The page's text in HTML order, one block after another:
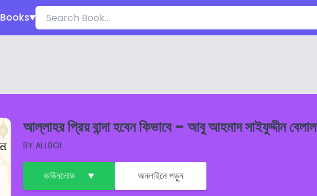
Books
আল্লাহর প্রিয় বান্দা হবেন কিভাবে – আবু আহমাদ সাইফুদ্দীন বেলাল
BY ALLBOI
ডাউনলোড অনলাইনে পড়ুন